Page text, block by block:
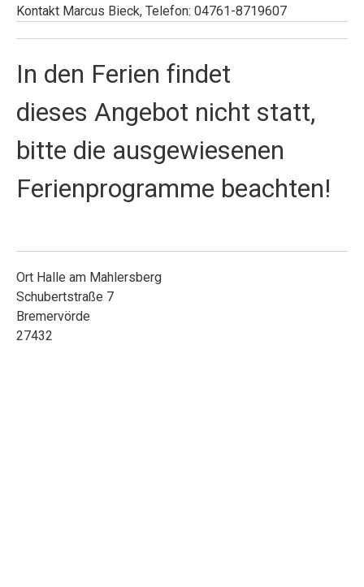
Kontakt Marcus Bieck, Telefon: 04761-8719607
In den Ferien findet
dieses Angebot nicht statt,
bitte die ausgewiesenen
Ferienprogramme beachten!
Ort Halle am Mahlersberg
Schubertstraße 7
Bremervörde
27432